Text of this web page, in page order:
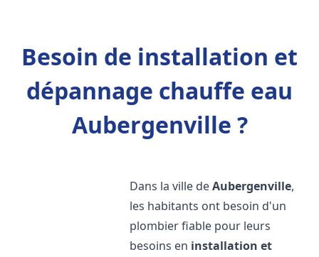
Besoin de installation et
dépannage chauffe eau
Aubergenville ?
Dans la ville deAubergenville,
les habitants ont besoin d'un
plombier fiable pour leurs
besoins en installation et